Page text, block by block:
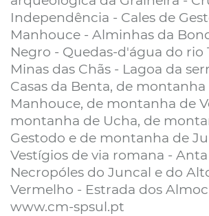
Independência - Cales de
Manhouce - Alminhas da
Negro - Quedas-d'água do rio
Minas das Chãs - Lagoa da
Casas da Benta, de montanha
Manhouce, de montanha de
montanha de Ucha, de
Gestodo e de montanha de
Vestígios de via romana -
Necropóles do Juncal e do
Vermelho - Estrada dos
www.cm-spsul.pt